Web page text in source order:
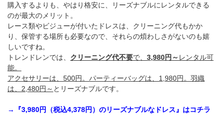
購入するよりも、やはり格安に、リーズナブルにレンタルできる
のが最大のメリット。
レース類やビジューが付いたドレスは、クリーニング代もかか
り、保管する場所も必要なので、それらの煩わしさがないのも嬉
しいですね。
トレンドレンでは、 クリーニング代不要で、 3,980円～ レンタル可
能。
アクセサリーは、500円。パーティーバッグは、1,980円。羽織
は、2,480円～ とリーズナブルです。
→『3,980円（税込4,378円）のリーズナブルなドレス』はコチラ